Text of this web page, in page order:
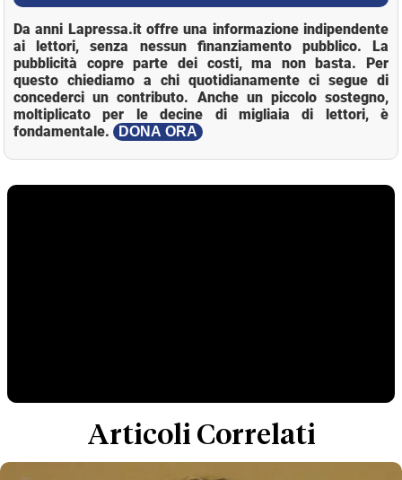
Da anni Lapressa.it offre una informazione indipendente
ai lettori, senza nessun finanziamento pubblico. La
pubblicità copre parte dei costi, ma non basta. Per
questo chiediamo a chi quotidianamente ci segue di
concederci un contributo. Anche un piccolo sostegno,
moltiplicato per le decine di migliaia di lettori, è
fondamentale.
DONA ORA
Articoli Correlati